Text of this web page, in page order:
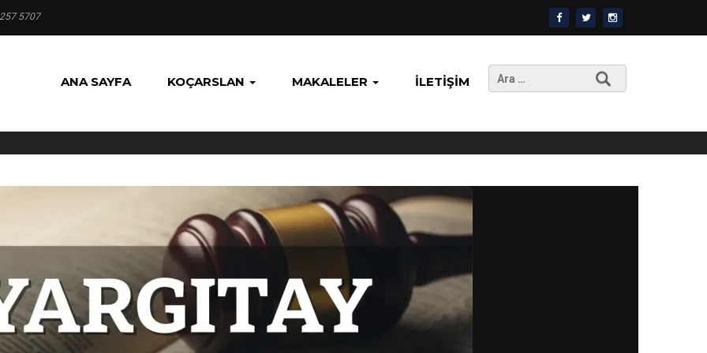
5707
ANA SAYFA KOÇARSLAN MAKALELER İLETIŞIM
Arama: